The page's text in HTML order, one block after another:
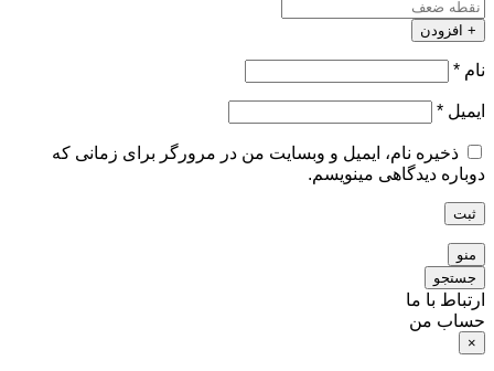
+ افزودن
نام *
ایمیل *
ذخیره نام، ایمیل و وبسایت من در مرورگر برای زمانی که
دوباره دیدگاهی مینویسم.
ثبت
منو
جستجو
ارتباط با ما
حساب من
×